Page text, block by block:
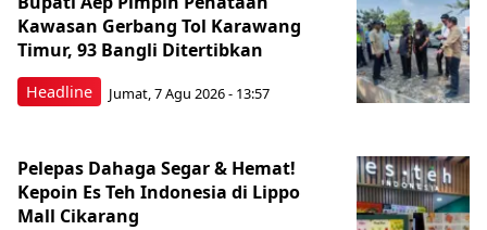
Headline
Kawasan Gerbang Tol Karawang
Timur, 93 Bangli Ditertibkan
Jumat, 7 Agu 2026 - 13:57
Pelepas Dahaga Segar & Hemat!
Kepoin Es Teh Indonesia di Lippo
Mall Cikarang